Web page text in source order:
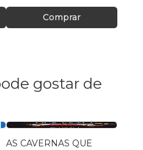
Comprar
gostar de
AS CAVERNAS QUE